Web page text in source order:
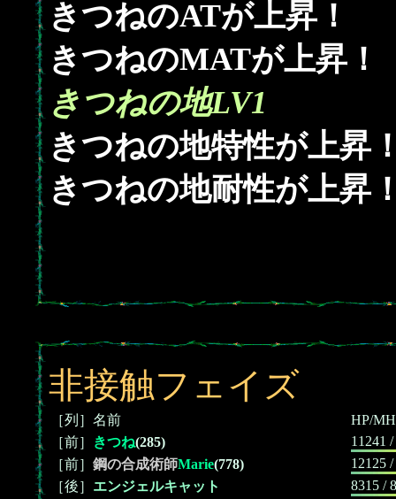
きつねのATが上昇！
きつねのMATが上昇！
きつねの地LV1
きつねの地特性が上昇
きつねの地耐性が上昇
非接触フェイズ
［列］名前
HP/
［前］
きつね(285)
11241
［前］ 鋼の合成術師Marie(778)
12125
［後］ エンジェルキャット
8315 /